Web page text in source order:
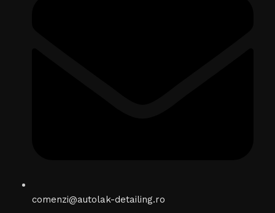
comenzi@autolak-detailing.ro